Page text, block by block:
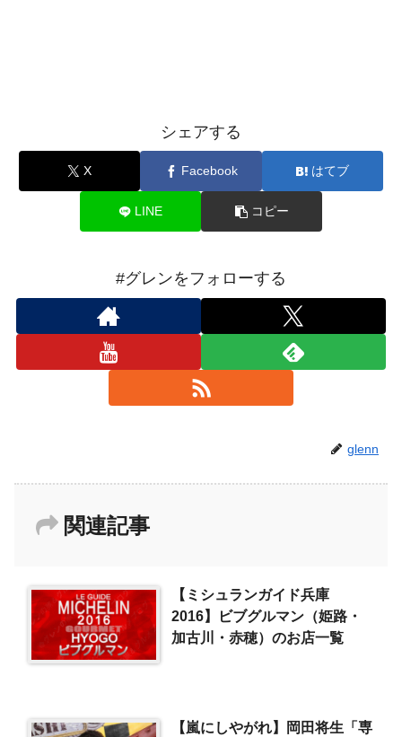
シェアする
X Facebook はてブ
LINE コピー
#グレンをフォローする
glenn
関連記事
【ミシュランガイド兵庫
2016】ビブグルマン（姫路・
加古川・赤穂）のお店一覧
【嵐にしやがれ】岡田将生「専